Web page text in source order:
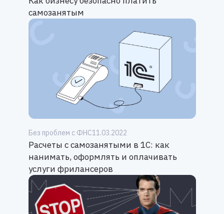
самозанятым
Без проблем с ФНС11.03.2022
Расчеты с самозанятыми в 1С: как
нанимать, оформлять и оплачивать
услуги фрилансеров